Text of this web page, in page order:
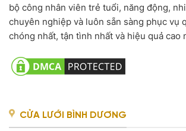
bộ công nhân viên trẻ tuổi, năng động,
chuyên nghiệp và luôn sẵn sàng phục vụ
chóng nhất, tận tình nhất và hiệu quả cao
CỬA LƯỚI BÌNH DƯƠNG